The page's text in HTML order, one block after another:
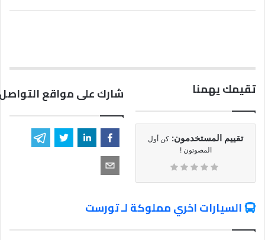
تقيمك يهمنا
تقييم المستخدمون: كن أول
المصوتون !
شارك على مواقع
السيارات اخري مملوكة لـ تورست